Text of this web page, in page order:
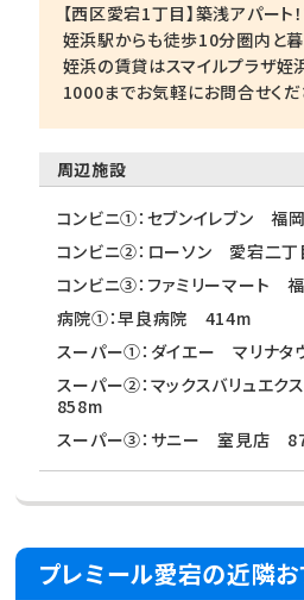
【西区愛宕1丁目】築浅アパー
姪浜駅からも徒歩10分圏内と暮
姪浜の賃貸はスマイルプラザ
1000までお気軽にお問合せくだ
周辺施設
コンビニ①：セブンイレブン
コンビニ②：ローソン 愛宕二
コンビニ③：ファミリーマート
病院①：早良病院 414m
スーパー①：ダイエー マリナ
スーパー②：マックスバリュエ
858m
スーパー③：サニー 室見店
プレミール愛宕の近隣